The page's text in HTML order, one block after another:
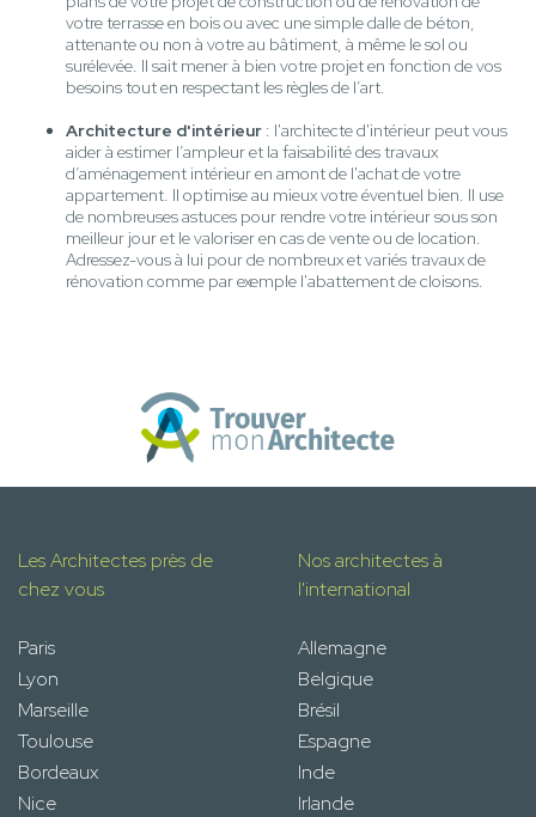
votre terrasse en bois ou avec une simple dalle de béton,
attenante ou non à votre au bâtiment, à même le sol ou
surélevée. Il sait mener à bien votre projet en fonction de vos
besoins tout en respectant les règles de l’art.
Architecture d'intérieur : l'architecte d'intérieur peut vous
aider à estimer l’ampleur et la faisabilité des travaux
d’aménagement intérieur en amont de l'achat de votre
appartement. Il optimise au mieux votre éventuel bien. Il use
de nombreuses astuces pour rendre votre intérieur sous son
meilleur jour et le valoriser en cas de vente ou de location.
Adressez-vous à lui pour de nombreux et variés travaux de
rénovation comme par exemple l'abattement de cloisons.
Les Architectes près de
chez vous
Paris
Lyon
Marseille
Toulouse
Bordeaux
Nice
Nos architectes à
l'international
Allemagne
Belgique
Brésil
Espagne
Inde
Irlande